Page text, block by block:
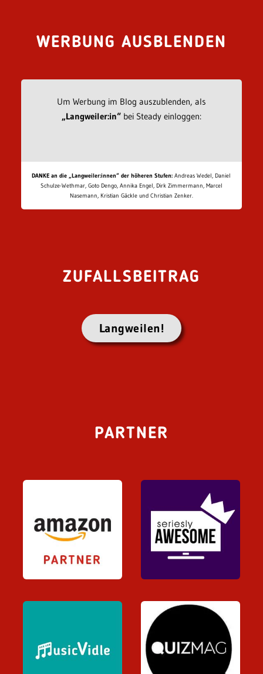
WERBUNG AUSBLENDEN
Um Werbung im Blog auszublenden, als
„Langweiler:in“bei Steady einloggen:
DANKE an die „Langweiler:innen“ der höheren Stufen: Andreas Wedel, Daniel
Schulze-Wethmar, Goto Dengo, Annika Engel, Dirk Zimmermann, Marcel
Nasemann, Kristian Gäckle und Christian Zenker.
ZUFALLSBEITRAG
Langweilen!
PARTNER